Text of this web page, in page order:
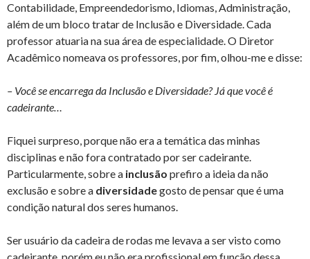
Contabilidade, Empreendedorismo, Idiomas, Administração,
além de um bloco tratar de Inclusão e Diversidade. Cada
professor atuaria na sua área de especialidade. O Diretor
Acadêmico nomeava os professores, por fim, olhou-me e disse:
– Você se encarrega da Inclusão e Diversidade? Já que você é
cadeirante…
Fiquei surpreso, porque não era a temática das minhas
disciplinas e não fora contratado por ser cadeirante.
Particularmente, sobre a inclusão prefiro a ideia da não
exclusão e sobre a diversidadegosto de pensar que é uma
condição natural dos seres humanos.
Ser usuário da cadeira de rodas me levava a ser visto como